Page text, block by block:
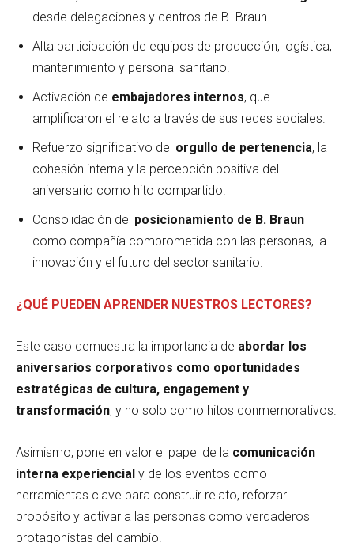
desde delegaciones y centros de B. Braun.
Alta participación de equipos de producción, logística,
mantenimiento y personal sanitario.
Activación de embajadores internos, que
amplificaron el relato a través de sus redes sociales.
Refuerzo significativo del orgullo de pertenencia, la
cohesión interna y la percepción positiva del
aniversario como hito compartido.
Consolidación del posicionamiento de B. Braun
como compañía comprometida con las personas, la
innovación y el futuro del sector sanitario.
¿QUÉ PUEDEN APRENDER NUESTROS LECTORES?
Este caso demuestra la importancia de abordar los
aniversarios corporativos como oportunidades
estratégicas de cultura, engagement y
transformación, y no solo como hitos conmemorativos.
Asimismo, pone en valor el papel de la comunicación
interna experiencial y de los eventos como
herramientas clave para construir relato, reforzar
propósito y activar a las personas como verdaderos
protagonistas del cambio.